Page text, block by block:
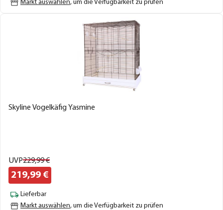
Markt auswählen, um die Verfügbarkeit zu prüfen
Skyline Vogelkäfig Yasmine
UVP229,99€
219,99 €
Lieferbar
Markt auswählen, um die Verfügbarkeit zu prüfen